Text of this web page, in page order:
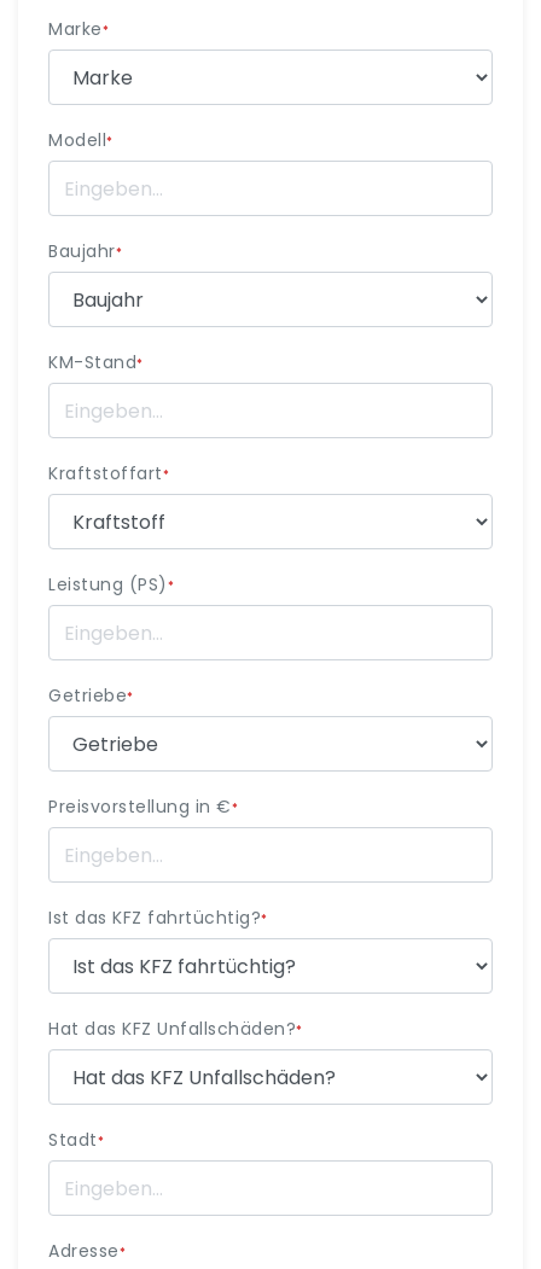
Marke*
Modell*
Baujahr*
KM-Stand*
Kraftstoffart*
Leistung (PS) *
Getriebe*
Preisvorstellung in €*
Ist das KFZ fahrtüchtig?*
Hat das KFZ Unfallschäden?*
Stadt*
Adresse*